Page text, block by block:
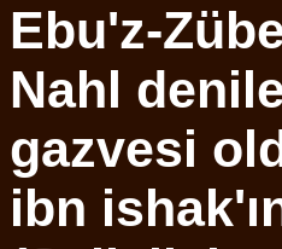
Ebu'z-
Nahl
gazvesi
ibn